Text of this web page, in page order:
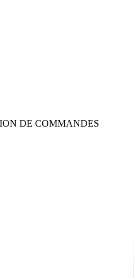
DE COMMANDES